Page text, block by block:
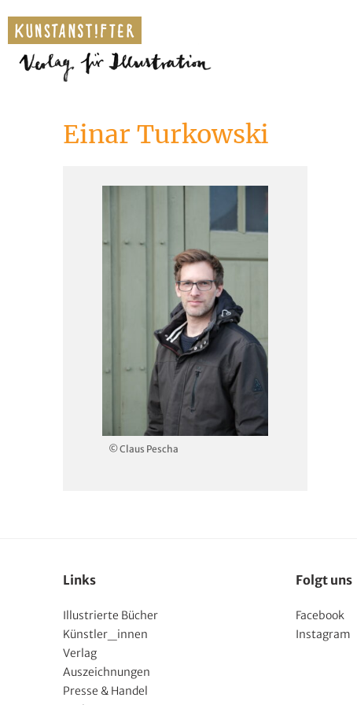
Einar Turkowski
© Claus Pescha
Links
Illustrierte Bücher
Künstler_innen
Verlag
Auszeichnungen
Presse & Handel
Folgt uns
Facebook
Instagram